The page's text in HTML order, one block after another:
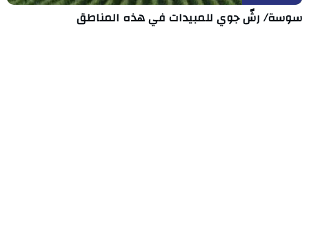
سوسة/ رشّ جوي للمبيدات في هذه المناطق